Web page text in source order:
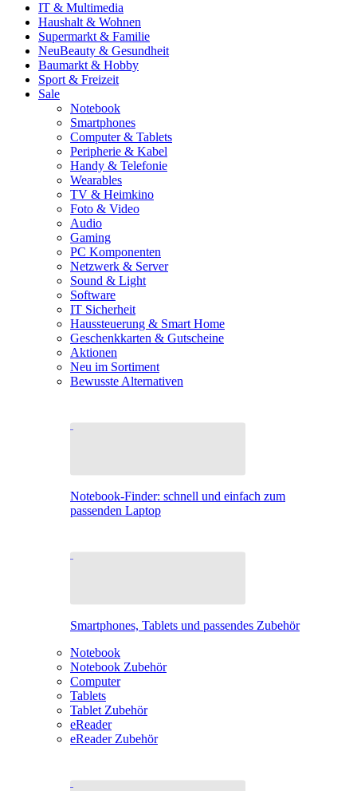
IT & Multimedia
Haushalt & Wohnen
Supermarkt & Familie
NeuBeauty & Gesundheit
Baumarkt & Hobby
Sport & Freizeit
Sale
Notebook
Smartphones
Computer & Tablets
Peripherie & Kabel
Handy & Telefonie
Wearables
TV & Heimkino
Foto & Video
Audio
Gaming
PC Komponenten
Netzwerk & Server
Sound & Light
Software
IT Sicherheit
Haussteuerung & Smart Home
Geschenkkarten & Gutscheine
Aktionen
Neu im Sortiment
Bewusste Alternativen
Notebook-Finder: schnell und einfach zum
passenden Laptop
Smartphones, Tablets und passendes Zubehör
Notebook
Notebook Zubehör
Computer
Tablets
Tablet Zubehör
eReader
eReader Zubehör